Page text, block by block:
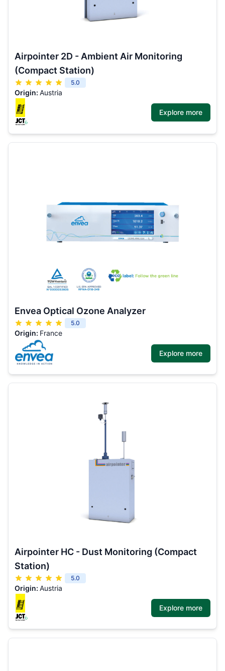
Airpointer 2D - Ambient Air Monitoring
(Compact Station)
5.0
Origin: Austria
Explore more
Envea Optical Ozone Analyzer
5.0
Origin: France
Explore more
Airpointer HC - Dust Monitoring (Compact
Station)
5.0
Origin: Austria
Explore more